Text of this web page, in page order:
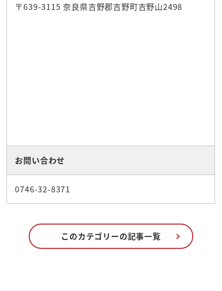
〒639-3115 奈良県吉野郡吉野町吉野山2498
お問い合わせ
0746-32-8371
このカテゴリーの記事一覧